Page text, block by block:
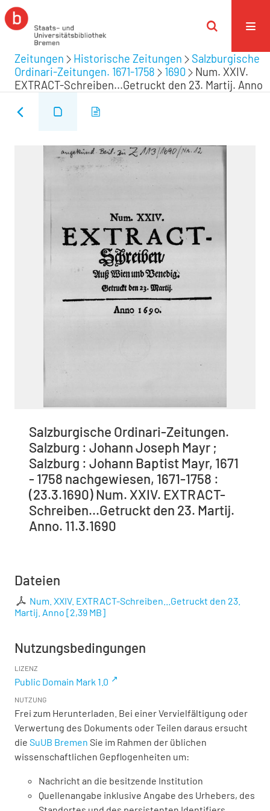
Zeitungen Historische Zeitungen
Salzburgische
Ordinari-Zeitungen. 1671-1758
1690
Num. XXIV.
EXTRACT-Schreiben...Getruckt den 23. Martij. Anno
Salzburgische Ordinari-Zeitungen.
Salzburg : Johann Joseph Mayr ;
Salzburg : Johann Baptist Mayr, 1671
- 1758 nachgewiesen, 1671-1758 :
(23.3.1690) Num. XXIV. EXTRACT-
Schreiben...Getruckt den 23. Martij.
Anno. 11.3.1690
Dateien
Num. XXIV. EXTRACT-Schreiben...Getruckt den 23.
Martij. Anno [2,39 MB]
Nutzungsbedingungen
LIZENZ
Public Domain Mark 1.0
NUTZUNG
Frei zum Herunterladen. Bei einer Vervielfältigung oder
Verwertung des Dokuments oder Teilen daraus ersucht
die SuUB Bremen Sie im Rahmen der üblichen
wissenschaftlichen Gepflogenheiten um:
Nachricht an die besitzende Institution
Quellenangabe inklusive Angabe des Urhebers, des